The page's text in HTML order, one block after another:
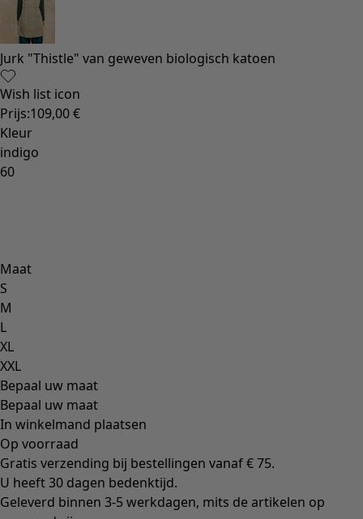
Gebloemde woonaccessoires
Natuurlijk
Bohemien interieur
Scandinavisch interieur
Gezellig interieur